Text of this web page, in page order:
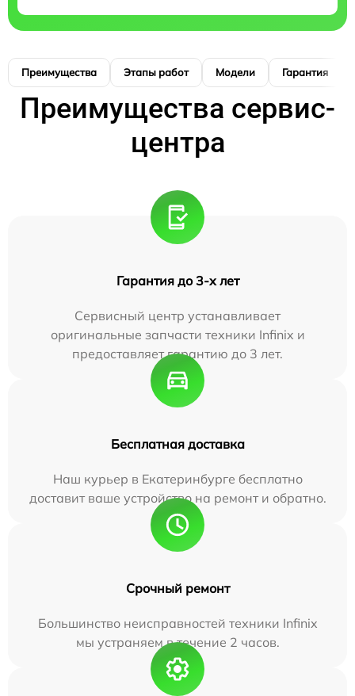
Преимущества Этапы работ Модели Гарантия
Преимущества сервис-
центра
Гарантия до 3-х лет
Сервисный центр устанавливает
оригинальные запчасти техники Infinix и
предоставляет гарантию до 3 лет.
Бесплатная доставка
Наш курьер в Екатеринбурге бесплатно
доставит ваше устройство на ремонт и обратно.
Срочный ремонт
Большинство неисправностей техники Infinix
мы устраняем в течение 2 часов.